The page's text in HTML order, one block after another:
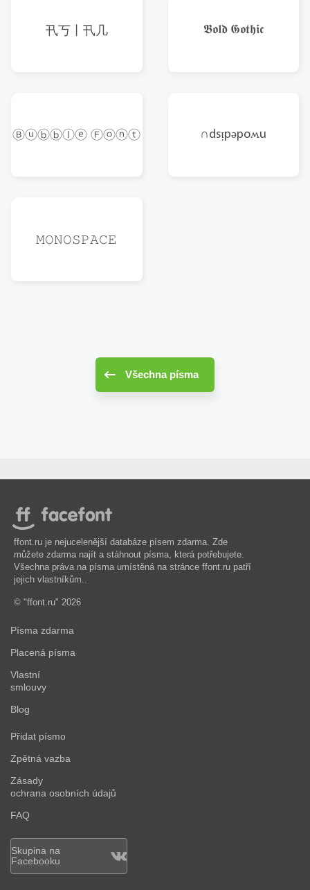
卂丂丨卂几
Ⓑⓤⓑⓑⓛⓔ Ⓕⓞⓝⓣ
𝙼𝙾𝙽𝙾𝚂𝙿𝙰𝙲𝙴
𝕭𝖔𝖑𝖉 𝕲𝖔𝖙𝖍𝖎𝖈
∩dsᴉpǝpoʍu
Všechna písma
ffont.ru je nejucelenější databáze písem zdarma. Zde
můžete zdarma najít a stáhnout písma, která potřebujete.
Všechna práva na písma umístěná na stránce ffont.ru patří
jejich vlastníkům..
© "ffont.ru" 2026
Písma zdarma
Placená písma
Vlastní
smlouvy
Blog
Přidat písmo
Zpětná vazba
Zásady
ochrana osobních údajů
FAQ
Skupina na
Facebooku